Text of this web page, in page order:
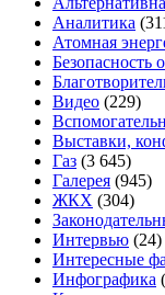
Аналитика
Атомная
Безопасность
Видео (229)
Выставки,
Газ (3 645)
Галерея (945)
ЖКХ (304)
Интервью (24)
Интересные
Инфографика